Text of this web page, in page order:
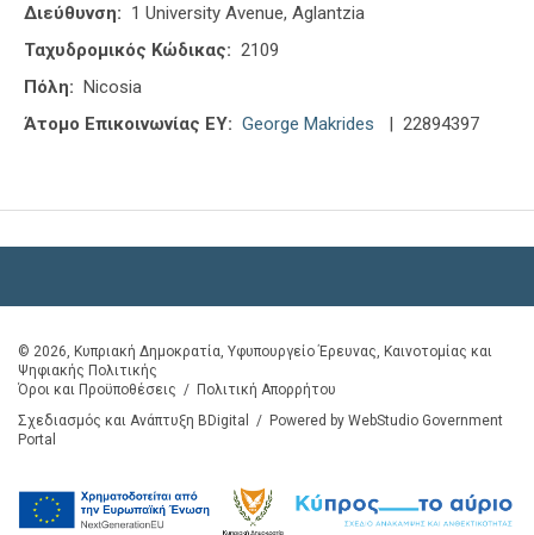
Διεύθυνση: 1 University Avenue, Aglantzia
Ταχυδρομικός Κώδικας: 2109
Πόλη: Nicosia
Άτομο Επικοινωνίας ΕΥ: George Makrides | 22894397
© 2026, Κυπριακή Δημοκρατία, Υφυπουργείο Έρευνας, Καινοτομίας και
Ψηφιακής Πολιτικής
Όροι και Προϋποθέσεις / Πολιτική Απορρήτου
Σχεδιασμός και Ανάπτυξη BDigital
/ Powered by WebStudio Government
Portal